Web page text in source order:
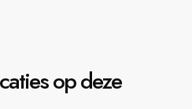
op deze